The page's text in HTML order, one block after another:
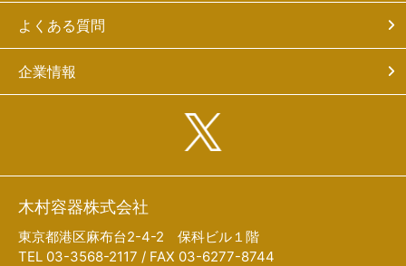
よくある質問
企業情報
木村容器株式会社
東京都港区麻布台2-4-2 保科ビル１階
TEL 03-3568-2117 / FAX 03-6277-8744